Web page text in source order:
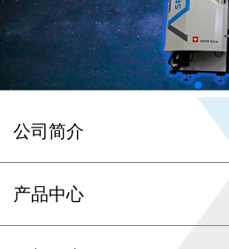
产品中心
最新动态
公司简介
产品中心